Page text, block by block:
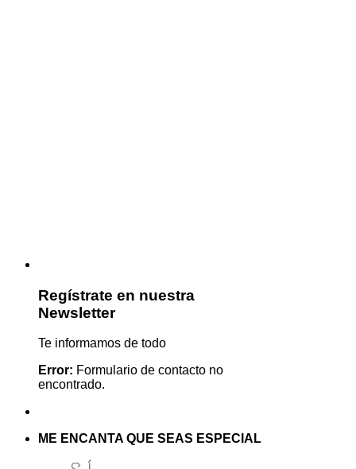
Regístrate en nuestra
Newsletter
Te informamos de todo
Error: Formulario de contacto no
encontrado.
ME ENCANTA QUE SEAS ESPECIAL